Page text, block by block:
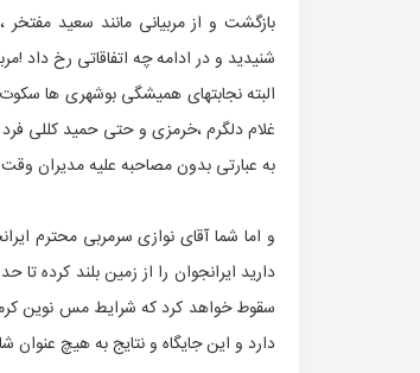
بازگشت و از مربیانی مانند سعید
شنیدید و در ادامه چه اتفاقاتی رخ
البته نجابتهای همیشگی بوشهری ها
غلام دلگرم ،خرمزی و حتی حمید کللی
به عبارتی بدون مصاحبه علیه مدیران
و اما شما آقای نوازی سرمربی محترم
دارید ایرانجوان را از زمین بلند کرده
دارد و این جایگاه و نتایج به هیچ